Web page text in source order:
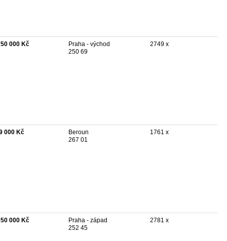
000 Kč
Praha - východ
250 69
2749 x
000 Kč
Beroun
267 01
1761 x
000 Kč
Praha - západ
252 45
2781 x